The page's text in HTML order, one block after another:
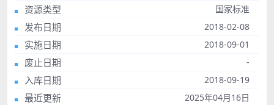
资源类型 国家标准
发布日期 2018-02-08
实施日期 2018-09-01
废止日期 -
入库日期 2018-09-19
最近更新 2025年04月16日